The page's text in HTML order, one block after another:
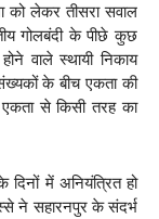
को लेकर तीसरा सवाल
गोलबंदी के पीछे कुछ
वाले स्थायी निकाय
के बीच एकता की
से किसी तरह का
में अनियंत्रित हो
ने सहारनपुर के संदर्भ